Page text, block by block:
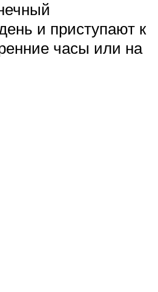
и приступают к
часы или на